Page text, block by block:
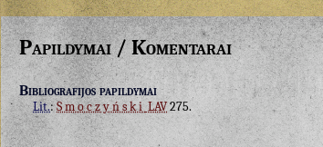
Papildymai / Komentarai
Bibliografijos papildymai
Lit.:SmoczyńskiLAV275.